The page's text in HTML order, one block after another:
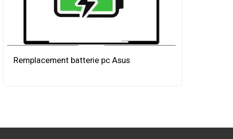
Remplacement batterie pc Asus